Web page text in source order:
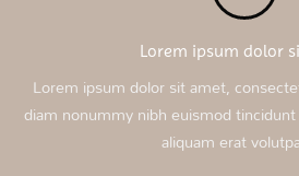
Lorem ipsum dolor
Lorem ipsum dolor sit amet,
diam nonummy nibh euismod
aliquam erat